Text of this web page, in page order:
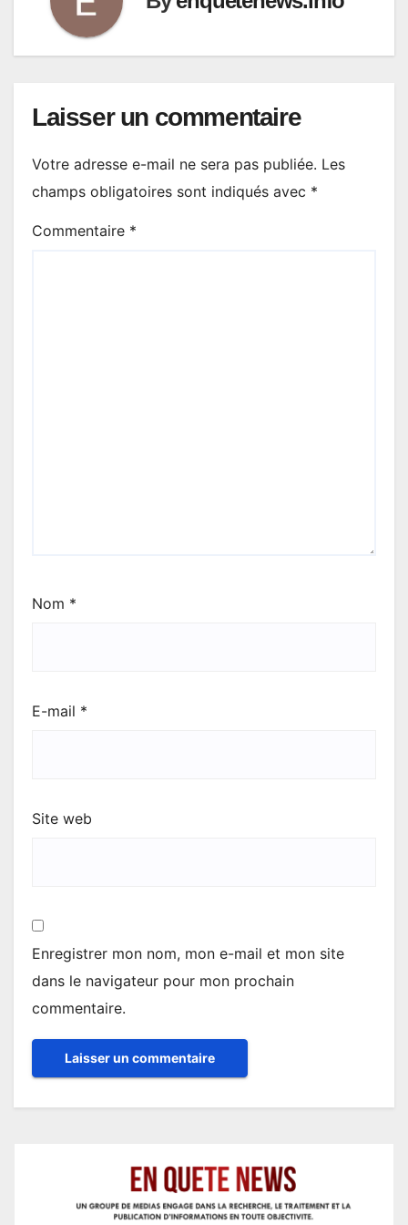
Laisser un commentaire
Votre adresse e-mail ne sera pas publiée. Les
champs obligatoires sont indiqués avec *
Commentaire *
Nom *
E-mail *
Site web
Enregistrer mon nom, mon e-mail et mon site
dans le navigateur pour mon prochain
commentaire.